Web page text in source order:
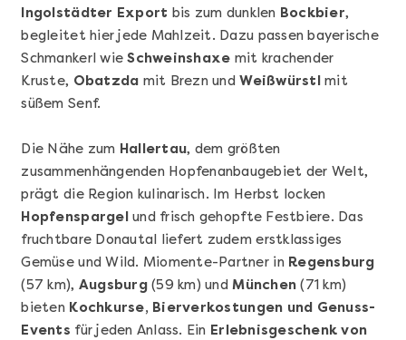
Mehr anzeigen
Sushi Basic Kurs Bonn
Ingolstädter Export bis zum dunklen Bockbier,
begleitet hier jede Mahlzeit. Dazu passen bayerische
Schmankerl wieSchweinshaxe mit krachender
Kruste, Obatzda mit Brezn undWeißwürstl mit
süßem Senf.
Die Nähe zum Hallertau, dem größten
zusammenhängenden Hopfenanbaugebiet der Welt,
prägt die Region kulinarisch. Im Herbst locken
Hopfenspargel und frisch gehopfte Festbiere. Das
fruchtbare Donautal liefert zudem erstklassiges
Gemüse und Wild. Miomente-Partner in Regensburg
(57 km), Augsburg(59 km) undMünchen (71 km)
bieten Kochkurse, Bierverkostungen und Genuss-
Events für jeden Anlass. Ein Erlebnisgeschenk von